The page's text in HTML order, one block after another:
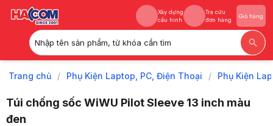
Xây dựng
cấu hình
Tra cứu
đơn hàng
Giỏ hàng
Nhập tên sản phẩm, từ khóa cần tìm
Xây dựng
Tra cứu
Trang chủ / Phụ Kiện Laptop, PC, Điện Thoại / Phụ Kiện
Túi chống sốc WiWU Pilot Sleeve 13 inch màu
đen